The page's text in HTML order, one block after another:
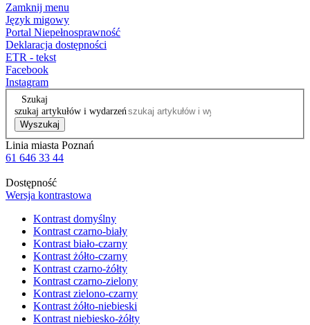
Zamknij menu
Język migowy
Portal Niepełnosprawność
Deklaracja dostępności
ETR - tekst
Facebook
Instagram
Szukaj
szukaj artykułów i wydarzeń
Wyszukaj
Linia miasta Poznań
61 646 33 44
Dostępność
Wersja kontrastowa
Kontrast domyślny
Kontrast czarno-biały
Kontrast biało-czarny
Kontrast żółto-czarny
Kontrast czarno-żółty
Kontrast czarno-zielony
Kontrast zielono-czarny
Kontrast żółto-niebieski
Kontrast niebiesko-żółty